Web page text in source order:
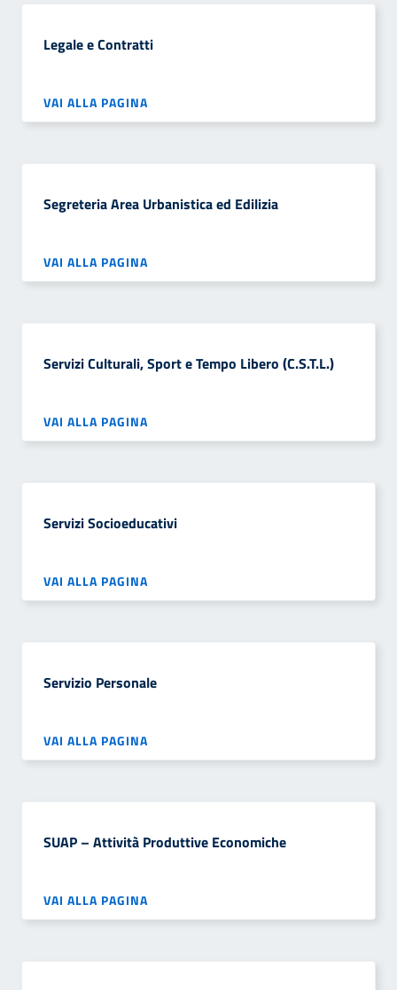
Legale e Contratti
VAI ALLA PAGINA
Segreteria Area Urbanistica ed Edilizia
VAI ALLA PAGINA
Servizi Culturali, Sport e Tempo Libero (C.S.T.L.)
VAI ALLA PAGINA
Servizi Socioeducativi
VAI ALLA PAGINA
Servizio Personale
VAI ALLA PAGINA
SUAP – Attività Produttive Economiche
VAI ALLA PAGINA